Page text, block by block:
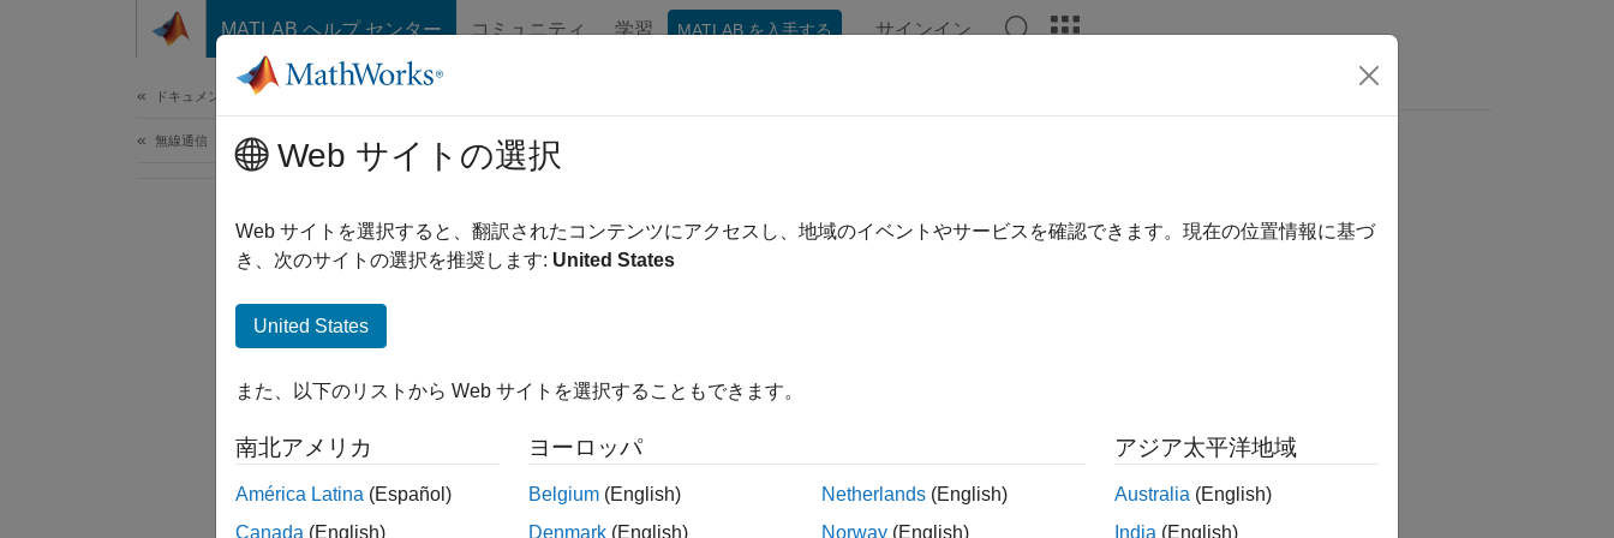
コンテンツへスキップ
MATLAB ヘルプ センター コミュニティ 学習 MATLAB を入手する サインイン
ドキュメンテーションのホーム
無線通信 Web サイトの選択
Web サイトを選択すると、翻訳されたコンテンツにアクセスし、地域のイベントやサービスを確認できます。現在の位置情報に基づ
き、次のサイトの選択を推奨します: United States
United States
また、以下のリストから Web サイトを選択することもできます。
南北アメリカ
América Latina (Español)
Canada (English)
ヨーロッパ
Belgium (English)
Denmark (English)
Netherlands (English)
Norway (English)
アジア太平洋地域
Australia (English)
India (English)